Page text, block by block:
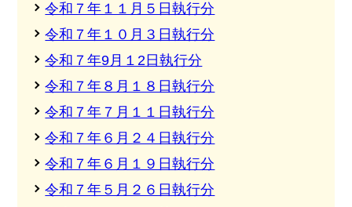
令和７年１１月５日執行分
令和７年１０月３日執行分
令和７年9月１2日執行分
令和７年８月１８日執行分
令和７年７月１１日執行分
令和７年６月２４日執行分
令和７年６月１９日執行分
令和７年５月２６日執行分